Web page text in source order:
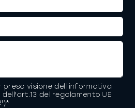
preso visione dell'informativa
del regolamento UE